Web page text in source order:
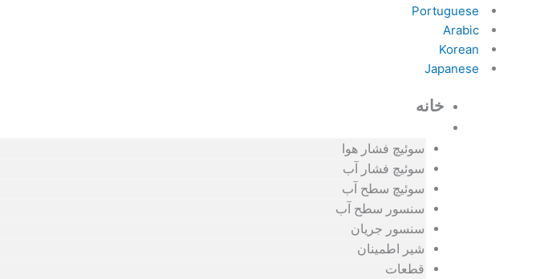
Portuguese
Arabic
Korean
Japanese
خانه
سوئیچ فشار هوا
سوئیچ فشار آب
سوئیچ سطح آب
سنسور سطح آب
سنسور جریان
شیر اطمینان
قطعات